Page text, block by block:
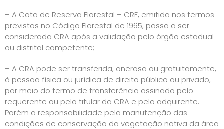
– A Cota de Reserva Florestal – CRF, emitida nos termos
previstos no Código Florestal de 1965, passa a ser
considerada CRA após a validação pelo órgão estadual
ou distrital competente;
– A CRA pode ser transferida, onerosa ou gratuitamente,
à pessoa física ou jurídica de direito público ou privado,
por meio do termo de transferência assinado pelo
requerente ou pelo titular da CRA e pelo adquirente.
Porém a responsabilidade pela manutenção das
condições de conservação da vegetação nativa da área